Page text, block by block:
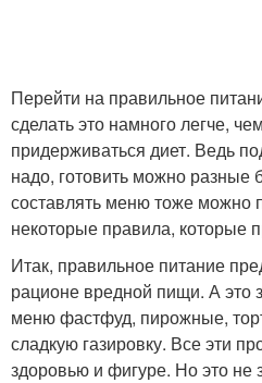
Перейти на правильное
сделать это намного легче,
придерживаться диет. Ведь
надо, готовить можно разные
составлять меню тоже можно
некоторые правила, которые
Итак, правильное питание
рационе вредной пищи. А это
меню фастфуд, пирожные,
сладкую газировку. Все эти
здоровью и фигуре. Но это не